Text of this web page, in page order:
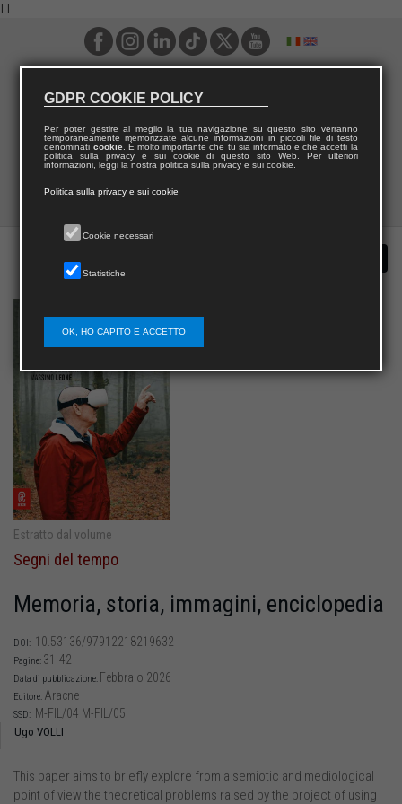
IT
Estratto dal volume
Segni del tempo
Memoria, storia, immagini, enciclopedia
DOI: 10.53136/97912218219632
Pagine: 31-42
Data di pubblicazione: Febbraio 2026
Editore: Aracne
SSD: M-FIL/04 M-FIL/05
Ugo VOLLI
This paper aims to briefly explore from a semiotic and mediological
point of view the theoretical problems raised by the project of using
GDPR COOKIE POLICY
Per poter gestire al meglio la tua navigazione su questo sito verranno
temporaneamente memorizzate alcune informazioni in piccoli file di testo
denominati cookie. È molto importante che tu sia informato e che accetti la
politica sulla privacy e sui cookie di questo sito Web. Per ulteriori
informazioni, leggi la nostra politica sulla privacy e sui cookie.
Politica sulla privacy e sui cookie
Cookie necessari
Statistiche
OK, HO CAPITO E ACCETTO